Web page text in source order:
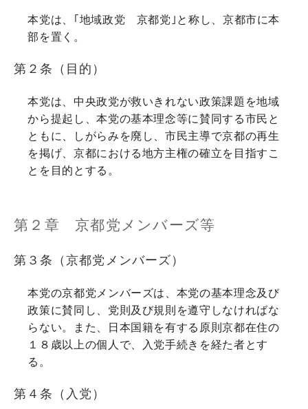
本党は、｢地域政党 京都党｣と称し、京都市に本
部を置く。
第２条（目的）
本党は、中央政党が救いきれない政策課題を地域
から提起し、本党の基本理念等に賛同する市民と
ともに、しがらみを廃し、市民主導で京都の再生
を掲げ、京都における地方主権の確立を目指すこ
とを目的とする。
第２章 京都党メンバーズ等
第３条（京都党メンバーズ）
本党の京都党メンバーズは、本党の基本理念及び
政策に賛同し、党則及び規則を遵守しなければな
らない。また、日本国籍を有する原則京都在住の
１８歳以上の個人で、入党手続きを経た者とす
る。
第４条（入党）